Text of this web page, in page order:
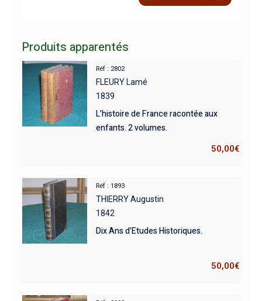
Produits apparentés
Réf : 2802
FLEURY Lamé
1839
L’histoire de France racontée aux
enfants. 2 volumes.
50,00€
Réf : 1893
THIERRY Augustin
1842
Dix Ans d’Etudes Historiques.
50,00€